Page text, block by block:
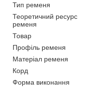
Тип ременя
Теоретичний ресурс
ременя
Товар
Профіль ременя
Матеріал ременя
Корд
Форма виконання